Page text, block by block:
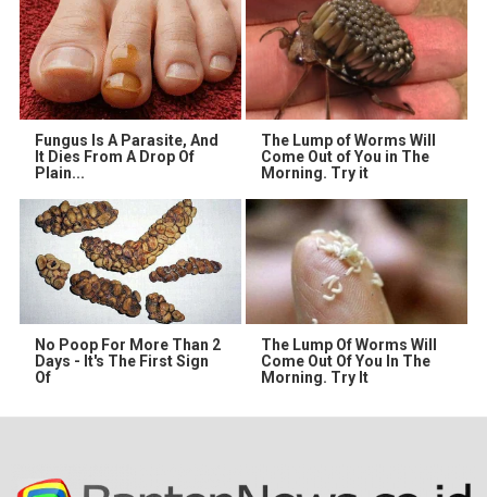
Fungus Is A Parasite, And
It Dies From A Drop Of
Plain...
The Lump of Worms Will
Come Out of You in The
Morning. Try it
No Poop For More Than 2
Days - It's The First Sign
Of
The Lump Of Worms Will
Come Out Of You In The
Morning. Try It